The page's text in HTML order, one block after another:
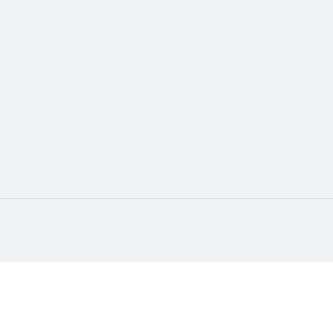
ist! Organza 2.8 besitzt trotz seiner